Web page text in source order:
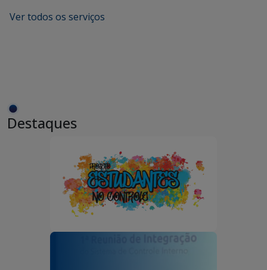
Ver todos os serviços
Destaques